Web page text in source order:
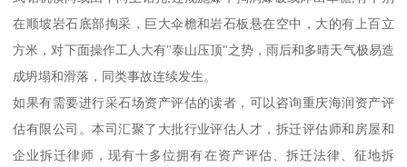
在顺坡岩石底部掏采，巨大伞檐和岩石板悬在空中，大的有上百立
方米，对下面操作工人大有"泰山压顶"之势，雨后和多晴天气极易造
成坍塌和滑落，同类事故连续发生。
如果有需要进行采石场资产评估的读者，可以咨询重庆海润资产评
估有限公司。本司汇聚了大批行业评估人才，拆迁评估师和房屋和
企业拆迁律师，现有十多位拥有在资产评估、拆迁法律、征地拆